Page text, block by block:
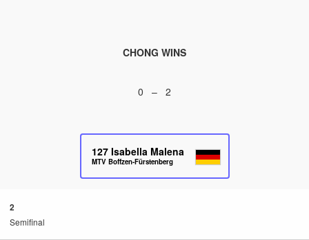
CHONG WINS
0 – 2
127 Isabella Malena
MTV Boffzen-Fürstenberg
2
Semifinal